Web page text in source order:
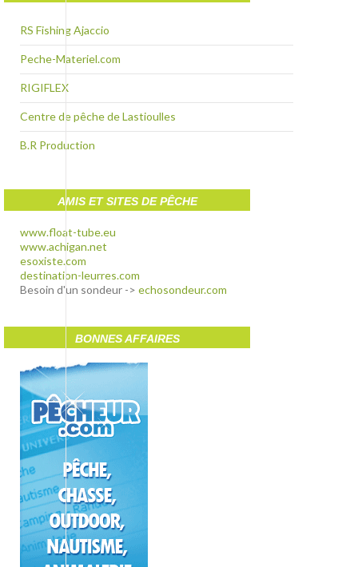
RS Fishing Ajaccio
Peche-Materiel.com
RIGIFLEX
Centre de pêche de Lastioulles
B.R Production
AMIS ET SITES DE PÊCHE
www.float-tube.eu
www.achigan.net
esoxiste.com
destination-leurres.com
Besoin d'un sondeur -> echosondeur.com
BONNES AFFAIRES